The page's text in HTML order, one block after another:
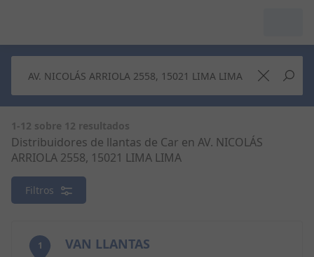
1-12 sobre 12 resultados
Distribuidores de llantas de Car en AV. NICOLÁS
ARRIOLA 2558, 15021 LIMA LIMA
Filtros
1 VAN LLANTAS